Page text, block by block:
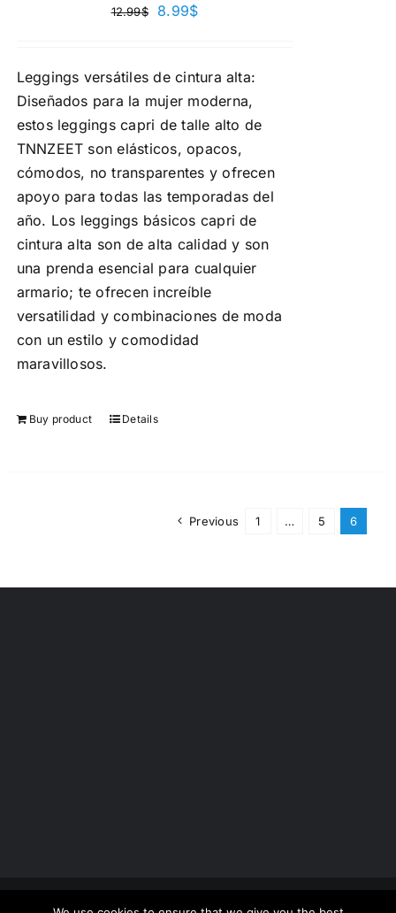
12.99$ 8.99$
Leggings versátiles de cintura alta:
Diseñados para la mujer moderna,
estos leggings capri de talle alto de
TNNZEET son elásticos, opacos,
cómodos, no transparentes y ofrecen
apoyo para todas las temporadas del
año. Los leggings básicos capri de
cintura alta son de alta calidad y son
una prenda esencial para cualquier
armario; te ofrecen increíble
versatilidad y combinaciones de moda
con un estilo y comodidad
maravillosos.
Buy product Details
Previous 1 … 5 6
Copyright 2012 - 2026 | Avada Website Builder